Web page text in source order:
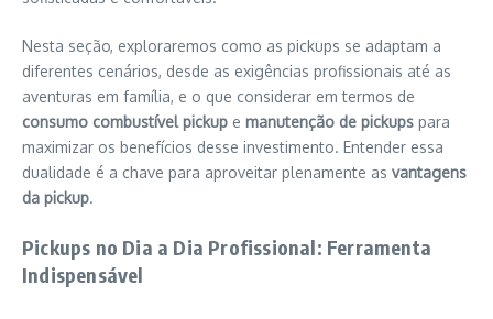
Nesta seção, exploraremos como as pickups se adaptam a
diferentes cenários, desde as exigências profissionais até as
aventuras em família, e o que considerar em termos de
consumo combustível pickup e manutenção de pickups para
maximizar os benefícios desse investimento. Entender essa
dualidade é a chave para aproveitar plenamente as vantagens
da pickup.
Pickups no Dia a Dia Profissional: Ferramenta
Indispensável